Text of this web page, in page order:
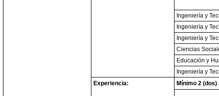
Ingeniería y
Ingeniería y
Ingeniería y
Ciencias
Educación y
Ingeniería y
Experiencia:
Mínimo 2